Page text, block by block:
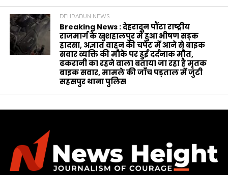
DEHRADUN NEWS
Breaking News : देहरादून पौंटा राष्ट्रीय
राजमार्ग के खुशहालपुर में हुआ भीषण सड़क
हादसा, अज्ञात वाहन की चपेट में आने से बाइक
सवार व्यक्ति की मौके पर हुई दर्दनाक मौत,
ढकरानी का रहने वाला बताया जा रहा है मृतक
बाइक सवार, मामले की जाँच पड़ताल में जुटी
सहसपुर थाना पुलिस